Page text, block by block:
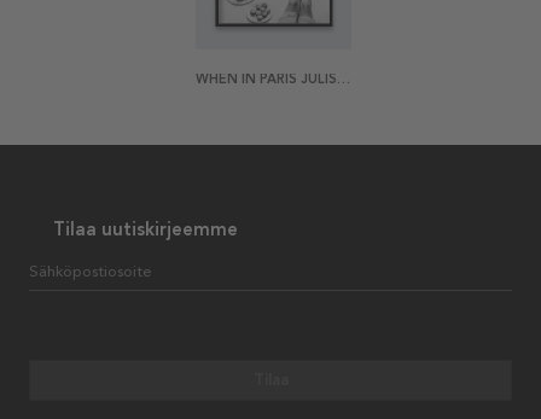
WHEN IN PARIS JULISTE
Tilaa uutiskirjeemme
Sähköpostiosoite